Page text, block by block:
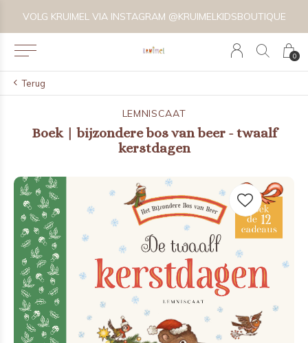
0
VOLG KRUIMEL VIA INSTAGRAM @KRUIMELKIDSBOUTIQUE
Terug
LEMNISCAAT
Boek | bijzondere bos van beer - twaalf
kerstdagen